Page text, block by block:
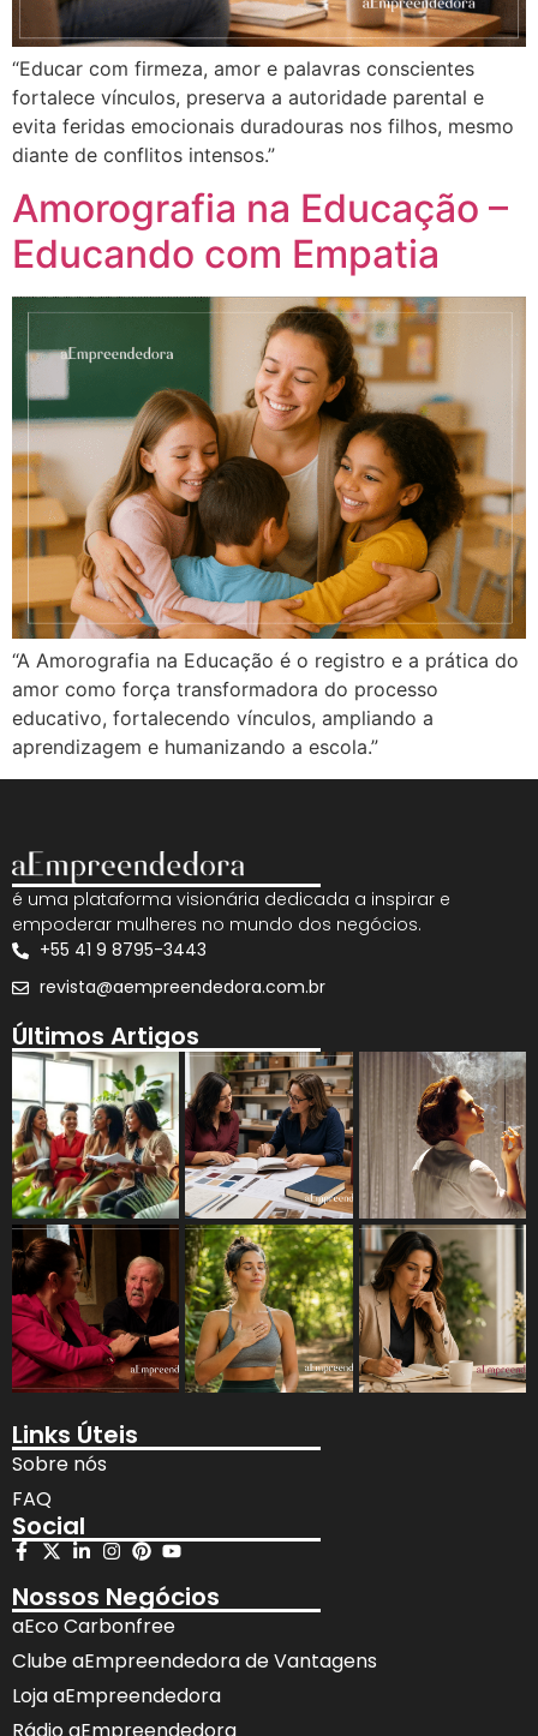
“Educar com firmeza, amor e palavras conscientes
fortalece vínculos, preserva a autoridade parental e
evita feridas emocionais duradouras nos filhos, mesmo
diante de conflitos intensos.”
Amorografia na Educação –
Educando com Empatia
“A Amorografia na Educação é o registro e a prática do
amor como força transformadora do processo
educativo, fortalecendo vínculos, ampliando a
aprendizagem e humanizando a escola.”
é uma plataforma visionária dedicada a inspirar e
empoderar mulheres no mundo dos negócios.
+55 41 9 8795-3443
revista@aempreendedora.com.br
Últimos Artigos
Links Úteis
Sobre nós
FAQ
Social
Nossos Negócios
aEco Carbonfree
Clube aEmpreendedora de Vantagens
Loja aEmpreendedora
Rádio aEmpreendedora